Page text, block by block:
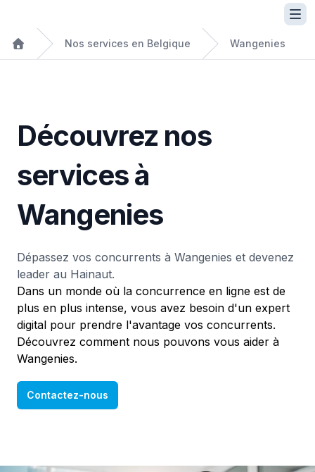
Nos services en Belgique Wangenies
Découvrez nos
services à
Wangenies
Dépassez vos concurrents à Wangenies et devenez
leader au Hainaut.
Dans un monde où la concurrence en ligne est de
plus en plus intense, vous avez besoin d'un expert
digital pour prendre l'avantage vos concurrents.
Découvrez comment nous pouvons vous aider à
Wangenies.
Contactez-nous